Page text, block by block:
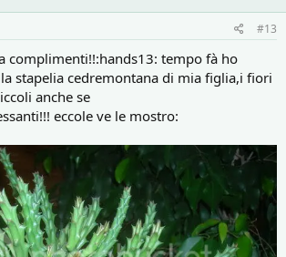
#13
complimenti!!:hands13: tempo fà ho
stapelia cedremontana di mia figlia,i fiori
anche se
eccole ve le mostro: